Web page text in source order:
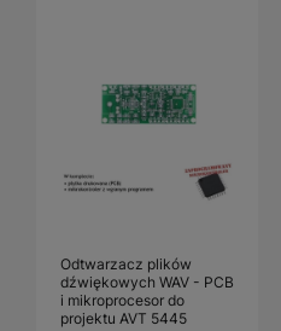
Odtwarzacz plików
dźwiękowych WAV - PCB
i mikroprocesor do
projektu AVT 5445